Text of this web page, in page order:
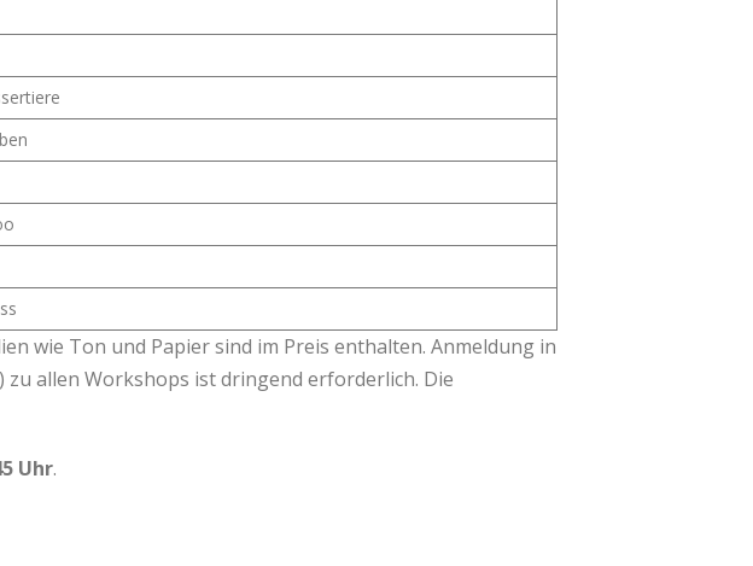
wie Ton und Papier sind im Preis enthalten. Anmeldung in
allen Workshops ist dringend erforderlich. Die
Uhr.